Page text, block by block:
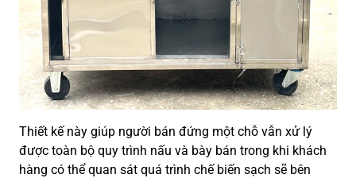
Thiết kế này giúp người bán đứng một chỗ vẫn xử lý
được toàn bộ quy trình nấu và bày bán trong khi khách
hàng có thể quan sát quá trình chế biến sạch sẽ bên